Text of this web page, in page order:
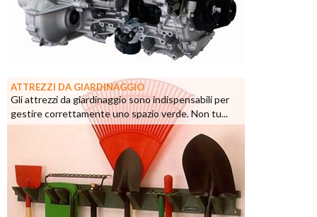
ATTREZZI DA GIARDINAGGIO
Gli attrezzi da giardinaggio sono indispensabili per
gestire correttamente uno spazio verde. Non tu...